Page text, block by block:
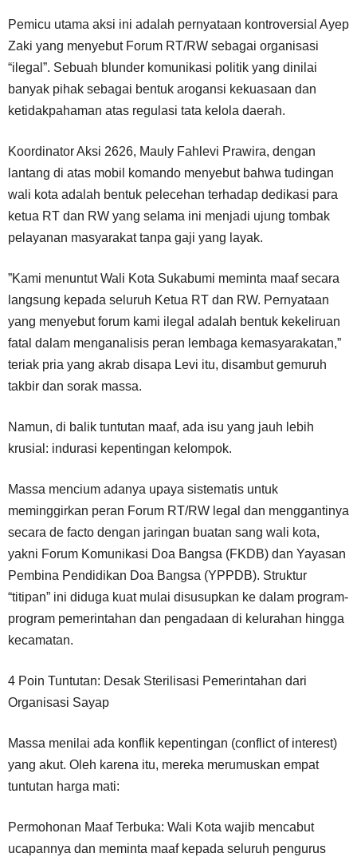
Pemicu utama aksi ini adalah pernyataan kontroversial Ayep
Zaki yang menyebut Forum RT/RW sebagai organisasi
“ilegal”. Sebuah blunder komunikasi politik yang dinilai
banyak pihak sebagai bentuk arogansi kekuasaan dan
ketidakpahaman atas regulasi tata kelola daerah.
Koordinator Aksi 2626, Mauly Fahlevi Prawira, dengan
lantang di atas mobil komando menyebut bahwa tudingan
wali kota adalah bentuk pelecehan terhadap dedikasi para
ketua RT dan RW yang selama ini menjadi ujung tombak
pelayanan masyarakat tanpa gaji yang layak.
”Kami menuntut Wali Kota Sukabumi meminta maaf secara
langsung kepada seluruh Ketua RT dan RW. Pernyataan
yang menyebut forum kami ilegal adalah bentuk kekeliruan
fatal dalam menganalisis peran lembaga kemasyarakatan,”
teriak pria yang akrab disapa Levi itu, disambut gemuruh
takbir dan sorak massa.
Namun, di balik tuntutan maaf, ada isu yang jauh lebih
krusial: indurasi kepentingan kelompok.
Massa mencium adanya upaya sistematis untuk
meminggirkan peran Forum RT/RW legal dan menggantinya
secara de facto dengan jaringan buatan sang wali kota,
yakni Forum Komunikasi Doa Bangsa (FKDB) dan Yayasan
Pembina Pendidikan Doa Bangsa (YPPDB). Struktur
“titipan” ini diduga kuat mulai disusupkan ke dalam program-
program pemerintahan dan pengadaan di kelurahan hingga
kecamatan.
4 Poin Tuntutan: Desak Sterilisasi Pemerintahan dari
Organisasi Sayap
Massa menilai ada konflik kepentingan (conflict of interest)
yang akut. Oleh karena itu, mereka merumuskan empat
tuntutan harga mati:
Permohonan Maaf Terbuka: Wali Kota wajib mencabut
ucapannya dan meminta maaf kepada seluruh pengurus